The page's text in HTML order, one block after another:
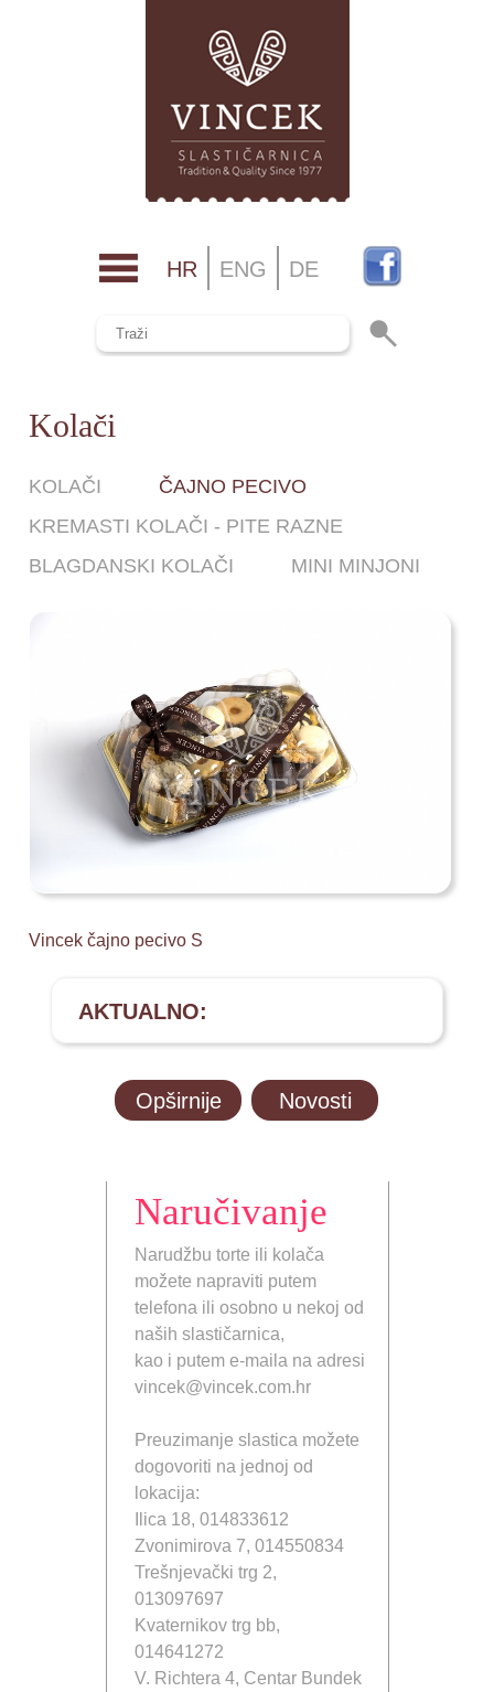
DE
ENG
HR
Kolači
KOLAČI
ČAJNO PECIVO
KREMASTI KOLAČI - PITE RAZNE
BLAGDANSKI KOLAČI
MINI MINJONI
Vincek čajno pecivo S
AKTUALNO:
Opširnije Novosti
Naručivanje
Narudžbu torte ili kolača
možete napraviti putem
telefona ili osobno u nekoj od
naših slastičarnica,
kao i putem e-maila na adresi
vincek@vincek.com.hr
Preuzimanje slastica možete
dogovoriti na jednoj od
lokacija:
Ilica 18, 014833612
Zvonimirova 7, 014550834
Trešnjevački trg 2,
013097697
Kvaternikov trg bb,
014641272
V. Richtera 4, Centar Bundek